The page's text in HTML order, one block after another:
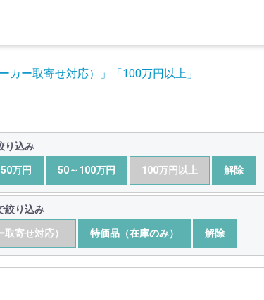
カー取寄せ対応）」 「100万円以上」
り込み
万円 50～100万円 100万円以上 解除
絞り込み
寄せ対応） 特価品（在庫のみ） 解除